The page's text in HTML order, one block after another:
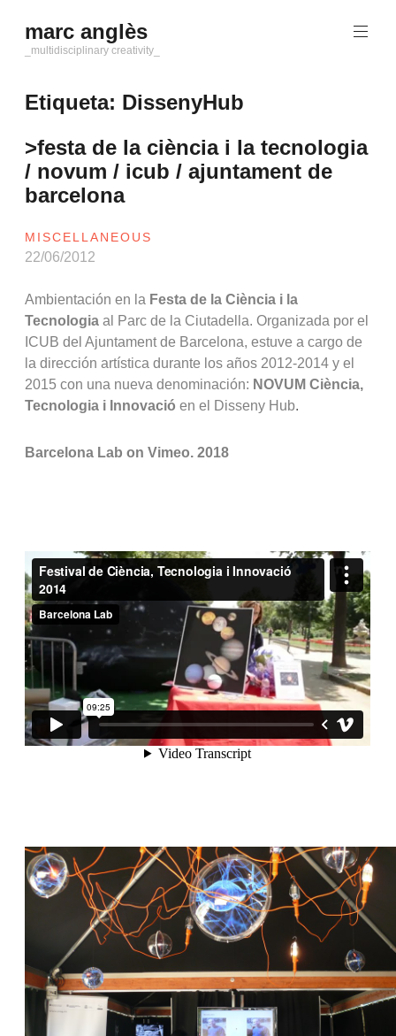
al
contenido
marc anglès
_multidisciplinary creativity_
Etiqueta: DissenyHub
>festa de la ciència i la tecnologia
/ novum / icub / ajuntament de
barcelona
MISCELLANEOUS
22/06/2012
Ambientación en la Festa de la Ciència i la
Tecnologia al Parc de la Ciutadella. Organizada por el
ICUB del Ajuntament de Barcelona, estuve a cargo de
la dirección artística durante los años 2012-2014 y el
2015 con una nueva denominación: NOVUM Ciència,
Tecnologia i Innovació en el Disseny Hub.
Barcelona Lab on Vimeo. 2018